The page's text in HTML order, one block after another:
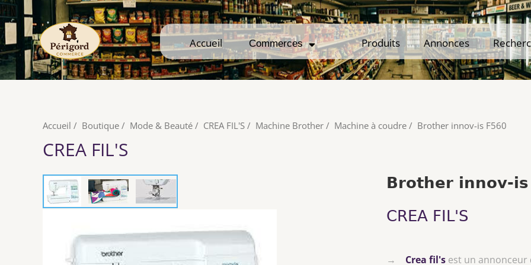
Accueil Commerces Produits Annonces
Accueil Commerces Produits Annonces
Accueil / Boutique / Mode & Beauté / CREA FIL'S / Machine Brother / Machine à coudre / Brother innov-is F560
CREA FIL'S
Brother innov-is
CREA FIL'S
→ Crea fil's est un annonceur